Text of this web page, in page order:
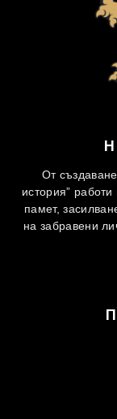
От
история”
памет,
на забравени